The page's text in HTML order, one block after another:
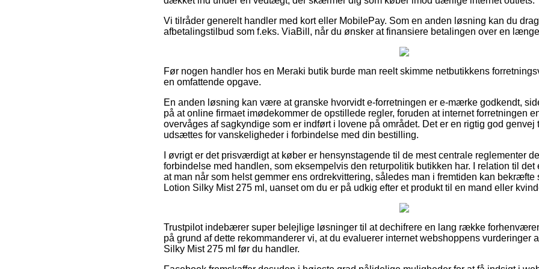
Vi tilråder generelt handler med kort eller MobilePay. Som en anden løsning kan du
afbetalingstilbud som f.eks. ViaBill, når du ønsker at finansiere betalingen over en
Før nogen handler hos en Meraki butik burde man reelt skimme netbutikkens
en omfattende opgave.
En anden løsning kan være at granske hvorvidt e-forretningen er e-mærke godkendt,
på at online firmaet imødekommer de opstillede regler, foruden at internet forretningen
overvåges af sagkyndige som er indført i lovene på området. Det er en rigtig god
udsættes for vanskeligheder i forbindelse med din bestilling.
I øvrigt er det prisværdigt at køber er hensynstagende til de mest centrale reglementer
forbindelse med handlen, som eksempelvis den returpolitik butikken har. I relation til det
at man når som helst gemmer ens ordrekvittering, således man i fremtiden kan bekræfte
Lotion Silky Mist 275 ml, uanset om du er på udkig efter et produkt til en mand eller
Trustpilot indebærer super belejlige løsninger til at dechifrere en lang række
på grund af dette rekommanderer vi, at du evaluerer internet webshoppens vurderinger
Silky Mist 275 ml før du handler.